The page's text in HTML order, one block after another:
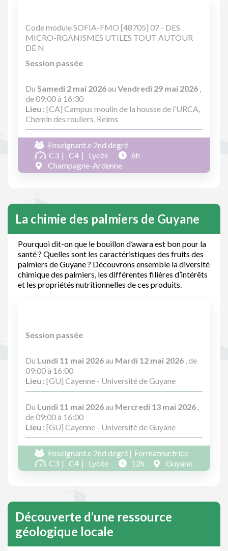
Code module SOFIA-FMO [48705] 07 - DES
MICRO-RGANISMES UTILES TOUT AUTOUR
DE N
Session passée
Du Samedi 2 mai 2026au Vendredi 29 mai 2026 ,
de 09:00 à 16:30
Lieu : [CA] Campus moulin de la housse de l’URCA,
Chemin des rouliers, Reims
Enseignant.e 2nd degré
C3
C4 Lycée
6h
Champagne-Ardenne
La chimie des palmiers de Guyane
Pourquoi dit-on que le bouillon d’awara est bon pour la
santé ? Quelles sont les caractéristiques des fruits des
palmiers de Guyane ? Découvrons ensemble la diversité
chimique des palmiers, les différentes filières d’intérêts
et les propriétés nutritionnelles de ces produits.
Session passée
Du Lundi 11 mai 2026au Mardi 12 mai 2026 , de
09:00 à 16:00
Lieu : [GU] Cayenne - Université de Guyane
Du Lundi 11 mai 2026au Mercredi 13 mai 2026 ,
de 09:00 à 16:00
Lieu : [GU] Cayenne - Université de Guyane
Enseignant.e 2nd degré
Formateur.trice
C3
C4 Lycée 12h Guyane
Découverte d’une ressource
géologique locale